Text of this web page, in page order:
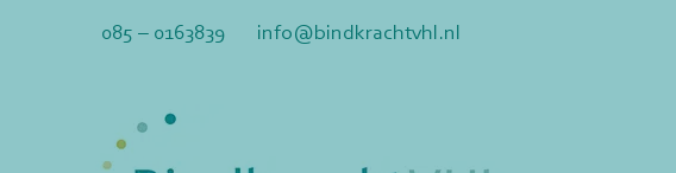
085 – 0163839 info@bindkrachtvhl.nl